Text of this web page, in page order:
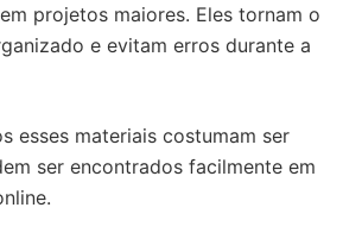
projetos maiores. Eles tornam o
e evitam erros durante a
esses materiais costumam ser
ser encontrados facilmente em